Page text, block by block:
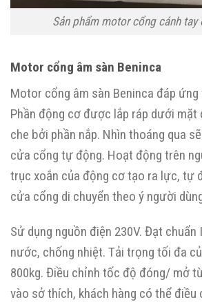
Sản phẩm motor cổng cánh tay
Motor cổng âm sàn Beninca
Motor cổng âm sàn Beninca đáp ứng
Phần động cơ được lắp ráp dưới
che bởi phần nắp. Nhìn thoáng qua
cửa cổng tự động. Hoạt động trên
trục xoắn của động cơ tạo ra lực, tự
cửa cổng di chuyển theo ý người
Sử dụng nguồn điện 230V. Đạt chuẩn
nước, chống nhiệt. Tải trọng tối đa
800kg. Điều chỉnh tốc độ đóng/ mở
vào sở thích, khách hàng có thể điều